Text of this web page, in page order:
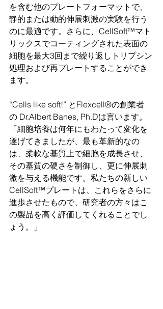
を含む他のプレートフォーマットで、
静的または動的伸展刺激の実験を行う
のに最適です。さらに、CellSoft™マト
リックスでコーティングされた表面の
細胞を最大3回まで繰り返しトリプシン
処理および再プレートすることができ
ます。
“Cells like soft!” とFlexcell®の創業者
の Dr.Albert Banes, Ph.Dは言います。
「細胞培養は何年にもわたって変化を
遂げてきましたが、最も革新的なの
は、柔軟な基質上で細胞を成長させ、
その基質の硬さを制御し、更に伸展刺
激を与える機能です。私たちの新しい
CellSoft™プレートは、これらをさらに
進歩させたもので、研究者の方々はこ
の製品を高く評価してくれることでし
ょう。」